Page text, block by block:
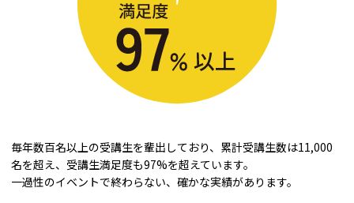
毎年数百名以上の受講生を輩出しており、累計受講生数は11,000
名を超え、受講生満足度も97%を超えています。
一過性のイベントで終わらない、確かな実績があります。